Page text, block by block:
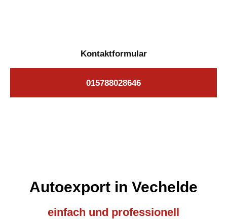
Kontaktformular
015788028646
Autoexport in Vechelde
einfach und professionell